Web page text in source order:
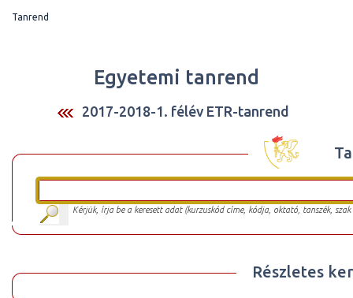
Tanrend
Egyetemi tanrend
2017-2018-1. félév ETR-tanrend
Kérjük, írja be a keresett adat (kurzuskód címe, kódja, oktató, tanszék,
Részletes